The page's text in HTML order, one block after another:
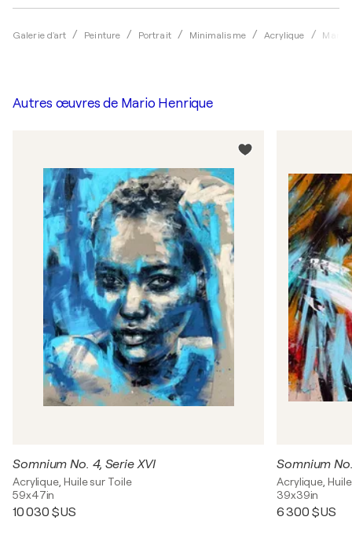
Galerie d'art Peinture Portrait Minimalisme Acrylique Mario
Autres œuvres de Mario Henrique
Somnium No. 4, Serie XVI
Acrylique, Huile sur Toile
59x47in
10 030 $US
Somnium
Acrylique,
39x39in
6 300 $US